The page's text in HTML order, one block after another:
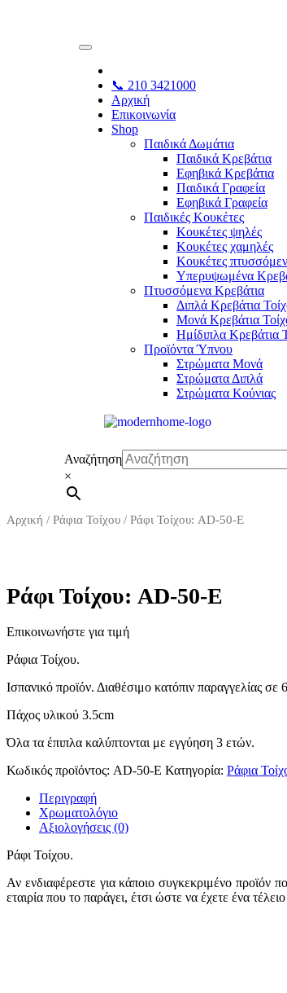
📞 210 3421000
Αρχική
Επικοινωνία
Shop
Παιδικά Δωμάτια
Παιδικά Κρεβάτια
Εφηβικά Κρεβάτια
Παιδικά Γραφεία
Εφηβικά Γραφεία
Παιδικές Κουκέτες
Κουκέτες ψηλές
Κουκέτες χαμηλές
Κουκέτες
Υπερυψωμένα
Πτυσσόμενα Κρεβάτια
Διπλά Κρεβάτια
Μονά Κρεβάτια
Ημίδιπλα Κρεβάτια
Προϊόντα Ύπνου
Στρώματα Μονά
Στρώματα Διπλά
Στρώματα Κούνιας
Αναζήτηση
×
Αρχική / Ράφια Τοίχου / Ράφι Τοίχου: AD-50-E
Ράφι Τοίχου: AD-50-E
Επικοινωνήστε για τιμή
Ράφια Τοίχου.
Ισπανικό προϊόν. Διαθέσιμο κατόπιν παραγγελίας
Πάχος υλικού 3.5cm
Όλα τα έπιπλα καλύπτονται με εγγύηση 3 ετών.
Κωδικός προϊόντος: AD-50-E Κατηγορία: Ράφια
Περιγραφή
Χρωματολόγιο
Αξιολογήσεις (0)
Ράφι Τοίχου.
Αν ενδιαφέρεστε για κάποιο συγκεκριμένο προϊόν
εταιρία που το παράγει, έτσι ώστε να έχετε ένα